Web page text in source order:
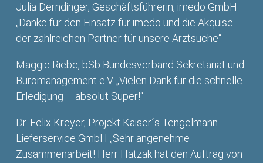
Julia Derndinger, Geschäftsführerin, imedo GmbH
„Danke für den Einsatz für imedo und die Akquise
der zahlreichen Partner für unsere Arztsuche“
Maggie Riebe, bSb Bundesverband Sekretariat und
Büromanagement e.V. „Vielen Dank für die schnelle
Erledigung – absolut Super!“
Dr. Felix Kreyer, Projekt Kaiser´s Tengelmann
Lieferservice GmbH „Sehr angenehme
Zusammenarbeit! Herr Hatzak hat den Auftrag von